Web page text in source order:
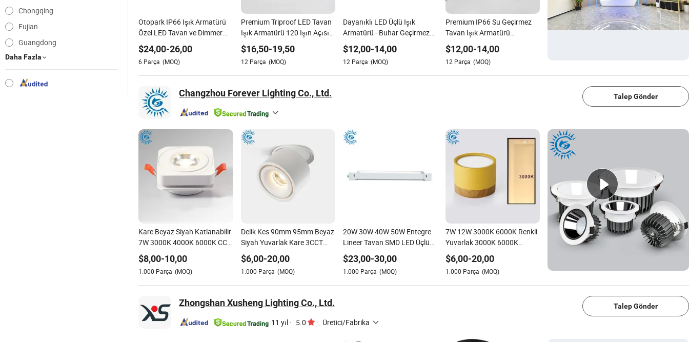
Chongqing
Fujian
Guangdong
Daha Fazla
Otopark IP66 Işık Armatürü
Özel LED Tavan ve Dimmer
Seçenekleri ile
$24,00-26,00
6 Parça (MOQ)
Premium Triproof LED Tavan
Işık Armatürü 120 Işın Açısı
ile
$16,50-19,50
12 Parça (MOQ)
Dayanıklı LED Üçlü Işık
Armatürü - Buhar Geçirmez
Tavan Tasarımı
$12,00-14,00
12 Parça (MOQ)
Premium IP66 Su Geçirmez
Tavan Işık Armatürü
SMD2835 Teknolojisi ile
$12,00-14,00
12 Parça (MOQ)
Changzhou Forever Lighting Co., Ltd. Talep Gönder
Kare Beyaz Siyah Katlanabilir
7W 3000K 4000K 6000K CCT
Dimmable COB LED Gömme
Tavan Spot Işık Aydınlatma
Armatürü
$8,00-10,00
1.000 Parça (MOQ)
Delik Kes 90mm 95mm Beyaz
Siyah Yuvarlak Kare 3CCT
Ayarlanabilir COB LED Tavan
Yüzey Montajlı Ray Spot
Işıklar Mutfak, Ofis, Yatak
Odası, Koridor için
$6,00-20,00
1.000 Parça (MOQ)
20W 30W 40W 50W Entegre
Lineer Tavan SMD LED Üçlü
Koruma Lineer Aydınlatma
Armatürü Mutfak,
Çamaşırhane, Atölye, Dolap
için
$23,00-30,00
1.000 Parça (MOQ)
7W 12W 3000K 6000K Renkli
Yuvarlak 3000K 6000K
Dimmerli LED Tavan Spot
Işığı Yüzeye Montajlı
Aydınlatma Armatürü Ev
Oturma Odası Mutfak
$6,00-20,00
1.000 Parça (MOQ)
Zhongshan Xusheng Lighting Co., Ltd.
11 yıl · 5.0 · Üretici/Fabrika
Talep Gönder